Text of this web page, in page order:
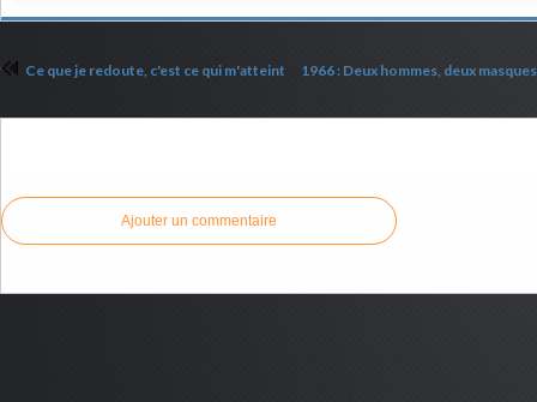
Ce que je redoute, c'est ce qui m'atteint 1966 : Deux hommes, deux
Ajouter un commentaire